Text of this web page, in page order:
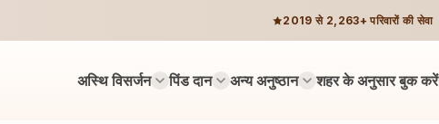
2019 से 2,263+ परिवारों की सेवा
अस्थि विसर्जन पिंड दान अन्य अनुष्ठान शहर के अनुसार बुक करें